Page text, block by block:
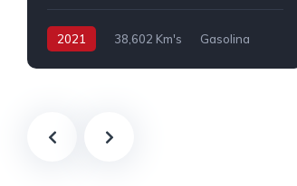
2021 38,602 Km's Gasolina